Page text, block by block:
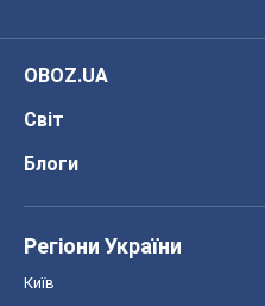
OBOZ.UA
Світ
Блоги
Регіони України
Київ